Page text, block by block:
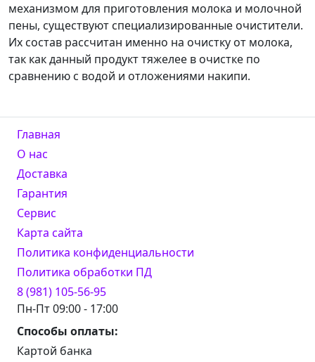
механизмом для приготовления молока и молочной
пены, существуют специализированные очистители.
Их состав рассчитан именно на очистку от молока,
так как данный продукт тяжелее в очистке по
сравнению с водой и отложениями накипи.
Главная
О нас
Доставка
Гарантия
Сервис
Карта сайта
Политика конфиденциальности
Политика обработки ПД
8 (981) 105-56-95
Пн-Пт 09:00 - 17:00
Способы оплаты:
Картой банка